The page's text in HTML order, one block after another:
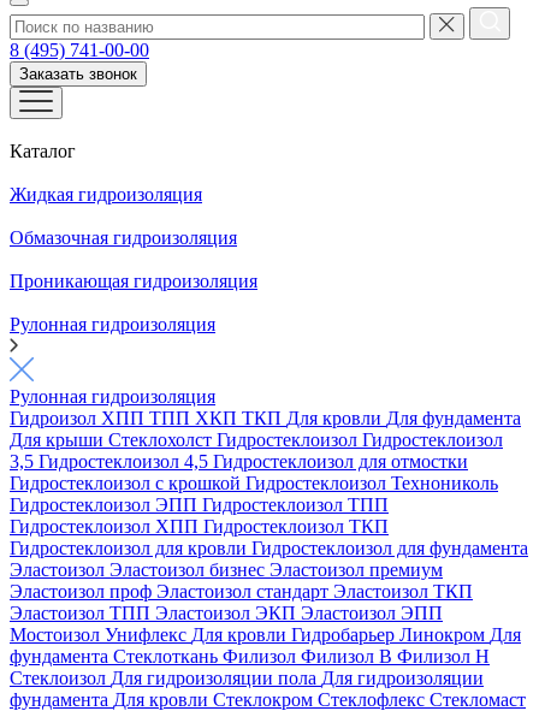
8 (495) 741-00-00
Заказать звонок
Каталог
Жидкая гидроизоляция
Обмазочная гидроизоляция
Проникающая гидроизоляция
Рулонная гидроизоляция
Рулонная гидроизоляция
Гидроизол ХПП ТПП ХКП ТКП Для кровли Для фундамента
Для крыши Стеклохолст Гидростеклоизол Гидростеклоизол
3,5 Гидростеклоизол 4,5 Гидростеклоизол для отмостки
Гидростеклоизол с крошкой Гидростеклоизол Технониколь
Гидростеклоизол ЭПП Гидростеклоизол ТПП
Гидростеклоизол ХПП Гидростеклоизол ТКП
Гидростеклоизол для кровли Гидростеклоизол для фундамента
Эластоизол Эластоизол бизнес Эластоизол премиум
Эластоизол проф Эластоизол стандарт Эластоизол ТКП
Эластоизол ТПП Эластоизол ЭКП Эластоизол ЭПП
Мостоизол Унифлекс Для кровли Гидробарьер Линокром Для
фундамента Стеклоткань Филизол Филизол В Филизол Н
Стеклоизол Для гидроизоляции пола Для гидроизоляции
фундамента Для кровли Стеклокром Стеклофлекс Стекломаст